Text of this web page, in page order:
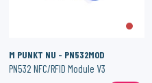
M PUNKT NU - PN532MOD
PN532 NFC/RFID Module V3